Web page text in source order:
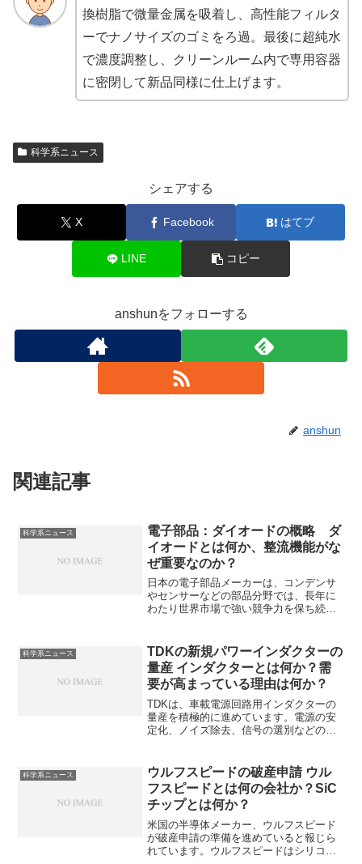
換樹脂で微量金属を吸着し、高性能フィルタ
ーでナノサイズのゴミをろ過。最後に超純水
で濃度調整し、クリーンルーム内で専用容器
に密閉して新品同様に仕上げます。
科学系ニュース
シェアする
X Facebook はてブ
LINE コピー
anshunをフォローする
anshun
関連記事
科学系ニュース
電子部品：ダイオードの概略 ダ
イオードとは何か、整流機能がな
ぜ重要なのか？
日本の電子部品メーカーは、コンデンサ
やセンサーなどの部品分野では、長年に
わたり世界市場で強い競争力を保ち続け
用」を持つ半導体素子です。整流作用を
持つ理由やその重要性を知ることができ
ます。
科学系ニュース
TDKの新規パワーインダクターの
量産 インダクターとは何か？需
要が高まっている理由は何か？
TDKは、車載電源回路用インダクターの
量産を積極的に進めています。電源の安
定化、ノイズ除去、信号の選別などのた
ンダクターの仕組みや重要性を知ること
ができます。
科学系ニュース
ウルフスピードの破産申請 ウル
フスピードとは何の会社か？SiC
チップとは何か？
米国の半導体メーカー、ウルフスピード
が破産申請の準備を進めていると報じら
れています。ウルフスピードはシリコン